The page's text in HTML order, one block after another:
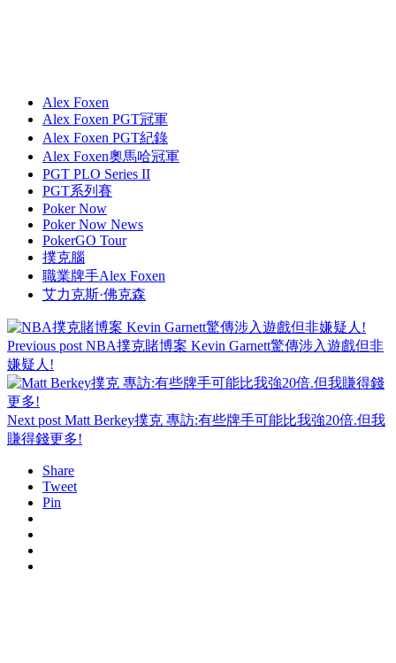
Alex Foxen
Alex Foxen PGT冠軍
Alex Foxen PGT紀錄
Alex Foxen奧馬哈冠軍
PGT PLO Series II
PGT系列賽
Poker Now
Poker Now News
PokerGO Tour
撲克腦
職業牌手Alex Foxen
艾力克斯·佛克森
Previous post NBA撲克賭博案 Kevin Garnett驚傳涉入遊戲但非
嫌疑人!
Next post Matt Berkey撲克 專訪:有些牌手可能比我強20倍.但我
賺得錢更多!
Share
Tweet
Pin